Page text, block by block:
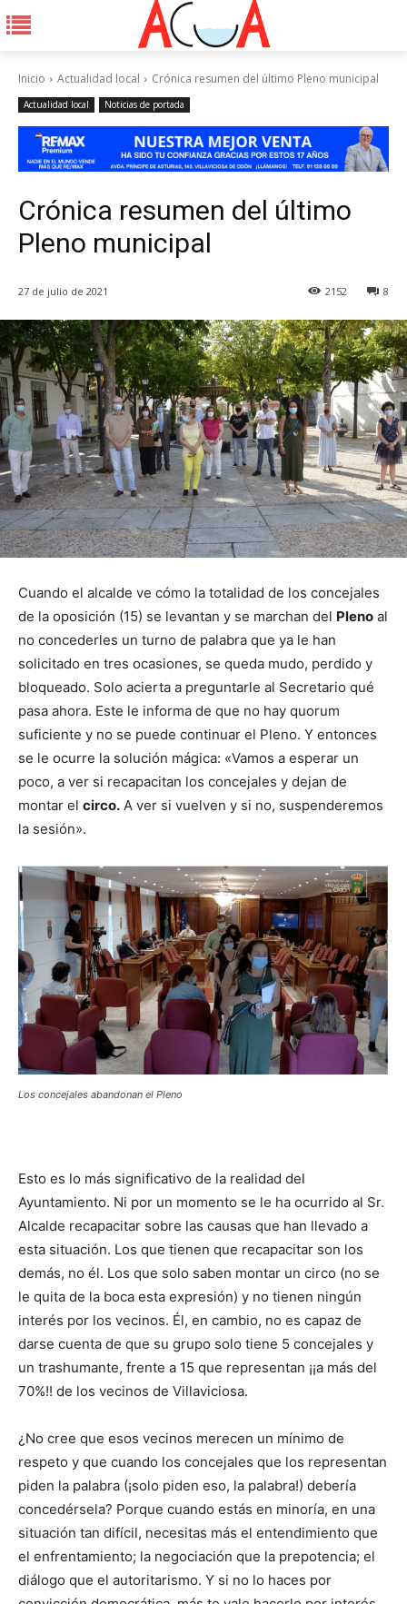
Inicio Actualidad local Crónica resumen del último Pleno municipal
Actualidad local Noticias de portada
Crónica resumen del último
Pleno municipal
27 de julio de 2021 8
2152
Cuando el alcalde ve cómo la totalidad de los concejales
de la oposición (15) se levantan y se marchan del Pleno al
no concederles un turno de palabra que ya le han
solicitado en tres ocasiones, se queda mudo, perdido y
bloqueado. Solo acierta a preguntarle al Secretario qué
pasa ahora. Este le informa de que no hay quorum
suficiente y no se puede continuar el Pleno. Y entonces
se le ocurre la solución mágica: «Vamos a esperar un
poco, a ver si recapacitan los concejales y dejan de
montar el circo. A ver si vuelven y si no, suspenderemos
la sesión».
Los concejales abandonan el Pleno
Esto es lo más significativo de la realidad del
Ayuntamiento. Ni por un momento se le ha ocurrido al Sr.
Alcalde recapacitar sobre las causas que han llevado a
esta situación. Los que tienen que recapacitar son los
demás, no él. Los que solo saben montar un circo (no se
le quita de la boca esta expresión) y no tienen ningún
interés por los vecinos. Él, en cambio, no es capaz de
darse cuenta de que su grupo solo tiene 5 concejales y
un trashumante, frente a 15 que representan ¡¡a más del
70%!! de los vecinos de Villaviciosa.
¿No cree que esos vecinos merecen un mínimo de
respeto y que cuando los concejales que los representan
piden la palabra (¡solo piden eso, la palabra!) debería
concedérsela? Porque cuando estás en minoría, en una
situación tan difícil, necesitas más el entendimiento que
el enfrentamiento; la negociación que la prepotencia; el
diálogo que el autoritarismo. Y si no lo haces por